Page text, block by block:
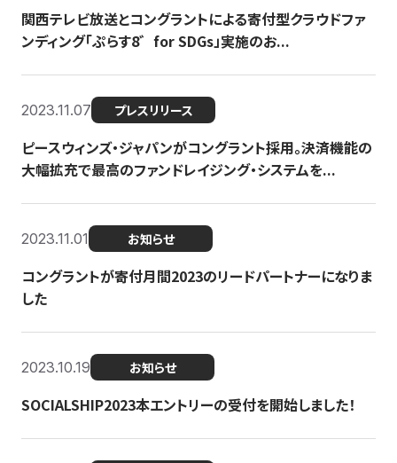
関西テレビ放送とコングラントによる寄付型クラウドファ
ンディング「ぷらす8゛for SDGs」実施のお...
2023.11.07 プレスリリース
ピースウィンズ・ジャパンがコングラント採用。決済機能の
大幅拡充で最高のファンドレイジング・システムを...
2023.11.01 お知らせ
コングラントが寄付月間2023のリードパートナーになりま
した
2023.10.19 お知らせ
SOCIALSHIP2023本エントリーの受付を開始しました！